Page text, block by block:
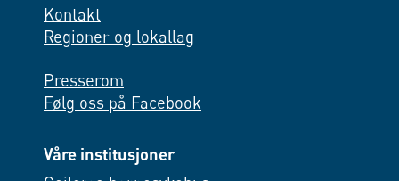
Kontakt
Regioner og lokallag
Presserom
Følg oss på Facebook
Våre institusjoner